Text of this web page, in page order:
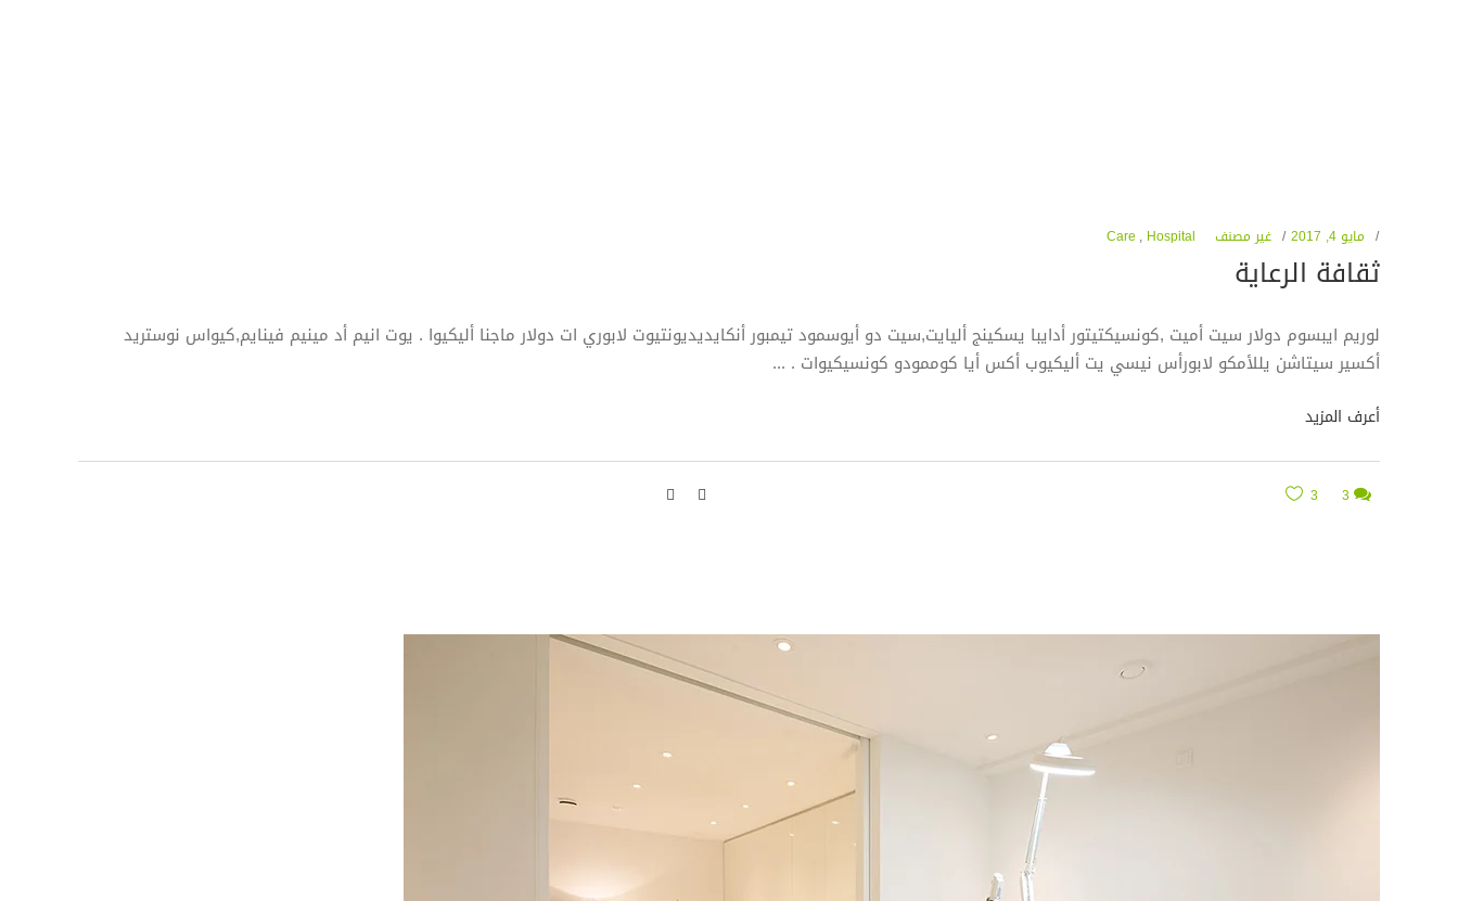
مايو 4, 2017 غير مصنف Care , Hospital
ثقافة الرعاية
لوريم ايبسوم دولار سيت أميت ,كونسيكتيتور أدايبا يسكينج أليايت,سيت دو أيوسمود تيمبور أنكايديديونتيوت لابوري ات دولار ماجنا أليكيوا . يوت انيم أد مينيم فينايم,كيواس نوستريد
أكسير سيتاشن يللأمكو لابورأس نيسي يت أليكيوب أكس أيا كوممودو كونسيكيوات .
أعرف المزيد
3
3